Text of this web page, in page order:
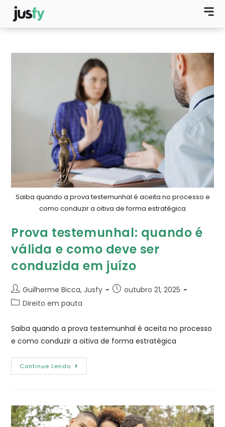
Saiba quando a prova testemunhal é aceita no processo e
como conduzir a oitiva de forma estratégica
Prova testemunhal​: quando é
válida e como deve ser
conduzida em juízo
Guilherme Bicca, Jusfy
outubro 21, 2025
Direito em pauta
Saiba quando a prova testemunhal é aceita no processo
e como conduzir a oitiva de forma estratégica
Continue Lendo